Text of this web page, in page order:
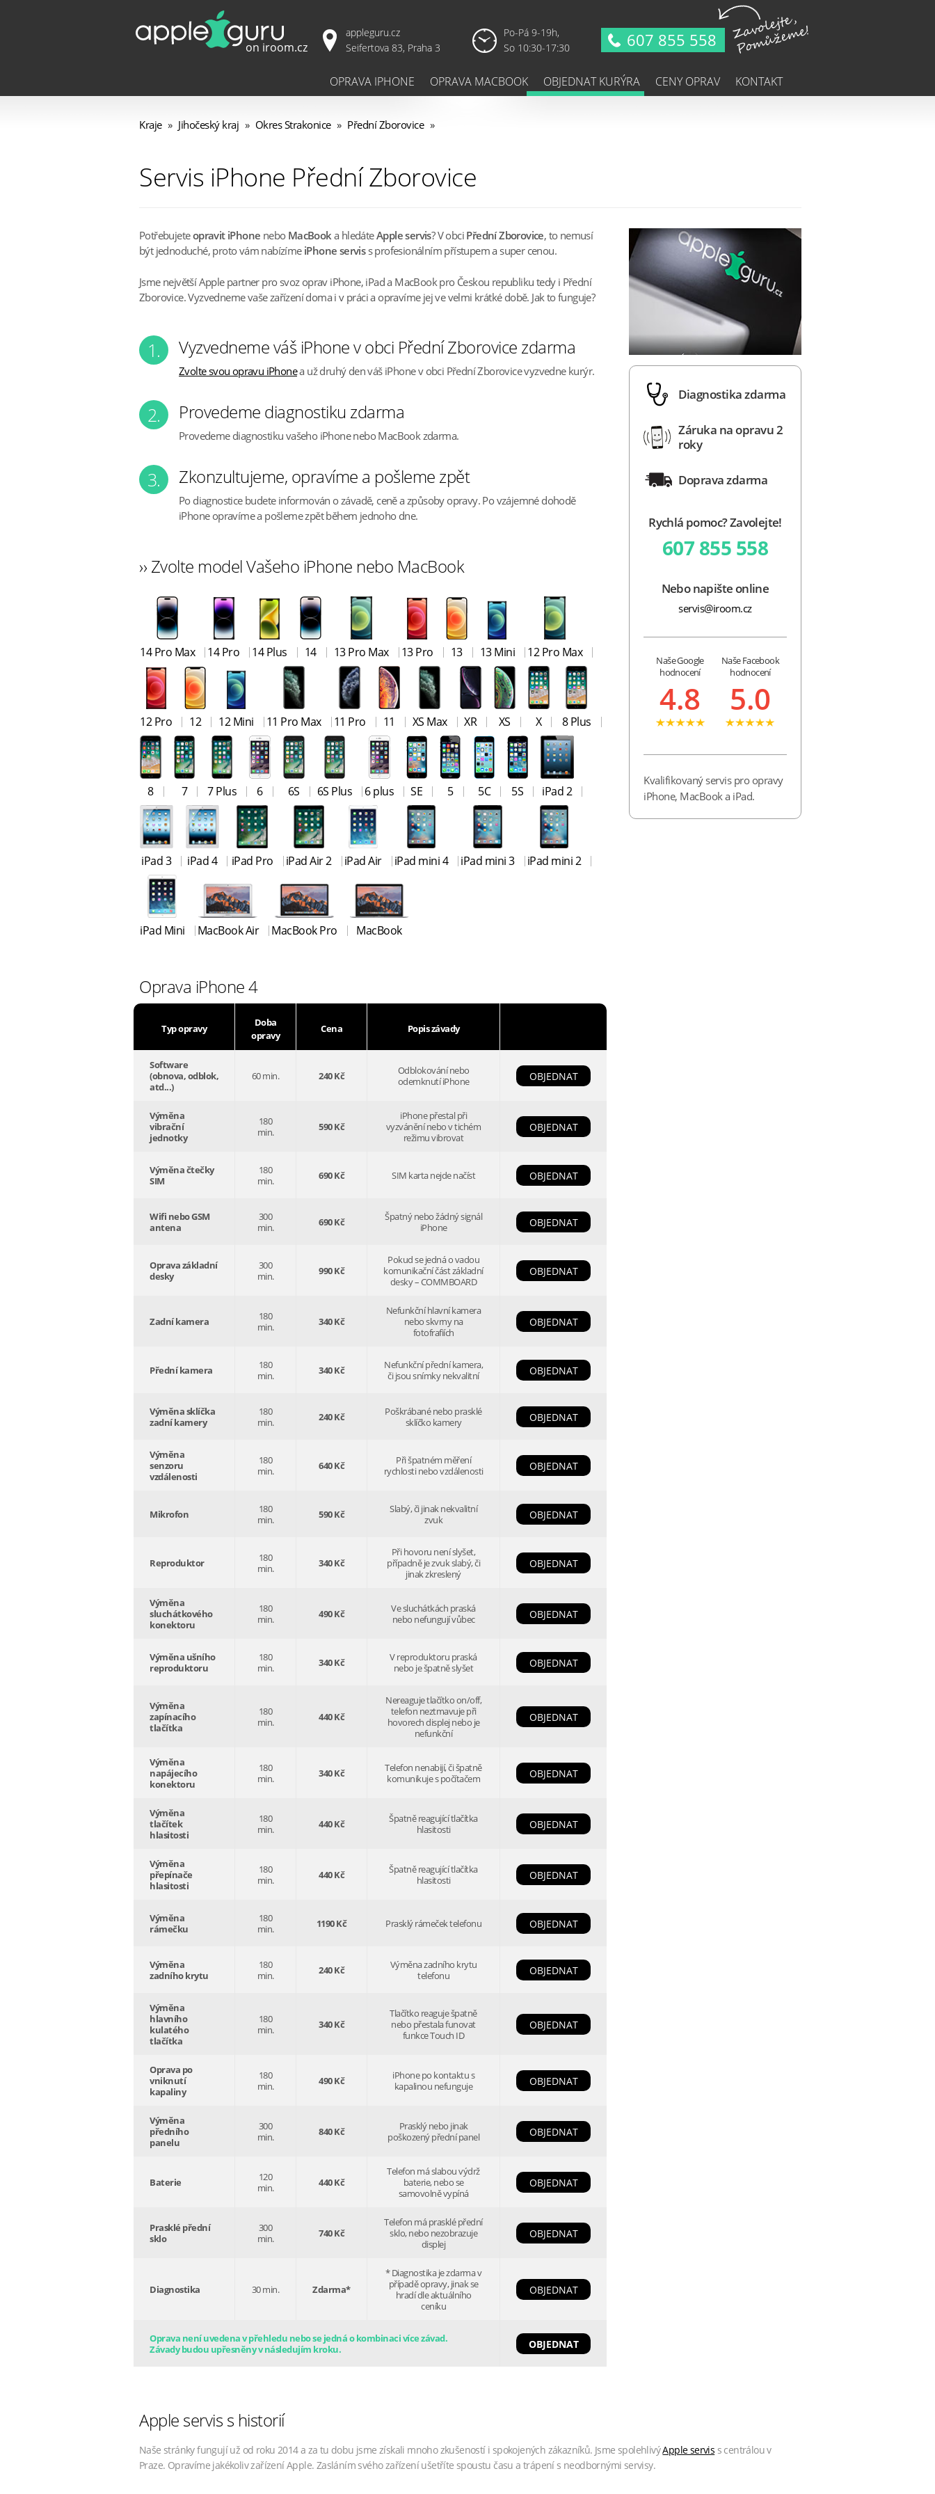
appleguru.cz
Seifertova 83, Praha 3
Po-Pá 9-19h,
So 10:30-17:30
607 855 558
OPRAVA IPHONE OPRAVA MACBOOK OBJEDNAT KURÝRA CENY OPRAV KONTAKT
Kraje » Jihočeský kraj » Okres Strakonice » Přední Zborovice »
Servis iPhone Přední Zborovice
Potřebujeteopravit iPhone neboMacBooka hledáteApple servis? V obciPřední Zborovice, to nemusí
být jednoduché, proto vám nabízímeiPhone serviss profesionálním přístupem a super cenou.
Jsme největší Apple partner pro svoz oprav iPhone, iPad a MacBook pro Českou republiku tedy i Přední
Zborovice. Vyzvedneme vaše zařízení doma i v práci a opravíme jej ve velmi krátké době. Jak to funguje?
1. Vyzvedneme váš iPhone v obci Přední Zborovice zdarma
Zvolte svou opravu iPhonea už druhý den váš iPhone v obci Přední Zborovice vyzvedne kurýr.
2. Provedeme diagnostiku zdarma
Provedeme diagnostiku vašeho iPhone nebo MacBook zdarma.
3. Zkonzultujeme, opravíme a pošleme zpět
Po diagnostice budete informován o závadě, ceně a způsoby opravy. Po vzájemné dohodě
iPhone opravíme a pošleme zpět během jednoho dne.
›› Zvolte model Vašeho iPhone nebo MacBook
14 Pro Max 14 Pro 14 Plus 14 13 Pro Max 13 Pro 13 13 Mini 12 Pro Max
12 Pro 12 12 Mini 11 Pro Max 11 Pro 11 XS Max XR XS X 8 Plus
8 7 7 Plus 6 6S 6S Plus 6 plus SE 5 5C 5S iPad 2
iPad 3 iPad 4 iPad Pro iPad Air 2 iPad Air iPad mini 4 iPad mini 3 iPad mini 2
iPad Mini MacBook Air MacBook Pro MacBook
Oprava iPhone 4
Typ opravy
Doba
opravy
Cena Popis závady
Software
(obnova, odblok,
atd...)
60 min. 240 Kč
Odblokování nebo
odemknutí iPhone
OBJEDNAT
Výměna
vibrační
jednotky
180
min.
590 Kč
iPhone přestal při
vyzvánění nebo v tichém
režimu vibrovat
OBJEDNAT
Výměna čtečky
SIM
180
min.
690 Kč SIM karta nejde načíst OBJEDNAT
Wifi nebo GSM
antena
300
min.
690 Kč
Špatný nebo žádný signál
iPhone
OBJEDNAT
Oprava základní
desky
300
min.
990 Kč
Pokud se jedná o vadou
komunikační část základní
desky – COMMBOARD
OBJEDNAT
Zadní kamera
180
min.
340 Kč
Nefunkční hlavní kamera
nebo skvrny na
fotofrafiích
OBJEDNAT
Přední kamera
180
min.
340 Kč
Nefunkční přední kamera,
či jsou snímky nekvalitní
OBJEDNAT
Výměna sklíčka
zadní kamery
180
min.
240 Kč
Poškrábané nebo prasklé
sklíčko kamery
OBJEDNAT
Výměna
senzoru
vzdálenosti
180
min.
640 Kč
Při špatném měření
rychlosti nebo vzdálenosti
OBJEDNAT
Mikrofon
180
min.
590 Kč
Slabý, či jinak nekvalitní
zvuk
OBJEDNAT
Reproduktor
180
min.
340 Kč
Při hovoru není slyšet,
případně je zvuk slabý, či
jinak zkreslený
OBJEDNAT
Výměna
sluchátkového
konektoru
180
min.
490 Kč
Ve sluchátkách praská
nebo nefungují vůbec
OBJEDNAT
Výměna ušního
reproduktoru
180
min.
340 Kč
V reproduktoru praská
nebo je špatně slyšet
OBJEDNAT
Výměna
zapínacího
tlačítka
180
min.
440 Kč
Nereaguje tlačítko on/off,
telefon neztmavuje při
hovorech displej nebo je
nefunkční
OBJEDNAT
Výměna
napájecího
konektoru
180
min.
340 Kč
Telefon nenabijí, či špatně
komunikuje s počítačem
OBJEDNAT
Výměna
tlačítek
hlasitosti
180
min.
440 Kč
Špatně reagující tlačítka
hlasitosti
OBJEDNAT
Výměna
přepínače
hlasitosti
180
min.
440 Kč
Špatně reagující tlačítka
hlasitosti
OBJEDNAT
Výměna
rámečku
180
min.
1190 Kč Prasklý rámeček telefonu OBJEDNAT
Výměna
zadního krytu
180
min.
240 Kč
Výměna zadního krytu
telefonu
OBJEDNAT
Výměna
hlavního
kulatého
tlačítka
180
min.
340 Kč
Tlačítko reaguje špatně
nebo přestala funovat
funkce Touch ID
OBJEDNAT
Oprava po
vniknutí
kapaliny
180
min.
490 Kč
iPhone po kontaktu s
kapalinou nefunguje
OBJEDNAT
Výměna
předního
panelu
300
min.
840 Kč
Prasklý nebo jinak
poškozený přední panel
OBJEDNAT
Baterie
120
min.
440 Kč
Telefon má slabou výdrž
baterie, nebo se
samovolně vypíná
OBJEDNAT
Prasklé přední
sklo
300
min.
740 Kč
Telefon má prasklé přední
sklo, nebo nezobrazuje
displej
OBJEDNAT
Diagnostika 30 min. Zdarma*
* Diagnostika je zdarma v
případě opravy, jinak se
hradí dle aktuálního
ceníku
OBJEDNAT
Oprava není uvedena v přehledu nebo se jedná o kombinaci více závad.
Závady budou upřesněny v následujím kroku.
OBJEDNAT
Diagnostika zdarma
Záruka na opravu 2
roky
Doprava zdarma
Rychlá pomoc? Zavolejte!
607 855 558
Nebo napište online
servis@iroom.cz
Naše Google
hodnocení
4.8
Naše Facebook
hodnocení
5.0
Kvalifikovaný servis pro opravy
iPhone, MacBook a iPad.
Apple servis s historií
Naše stránky fungují už od roku 2014 a za tu dobu jsme získali mnoho zkušeností i spokojených zákazníků. Jsme spolehlivýApple servis s centrálou v
Praze. Opravíme jakékoliv zařízení Apple. Zasláním svého zařízení ušetříte spoustu času a trápení s neodbornými servisy.